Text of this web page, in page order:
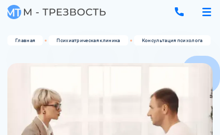
Главная Психиатрическая клиника Консультация психолога